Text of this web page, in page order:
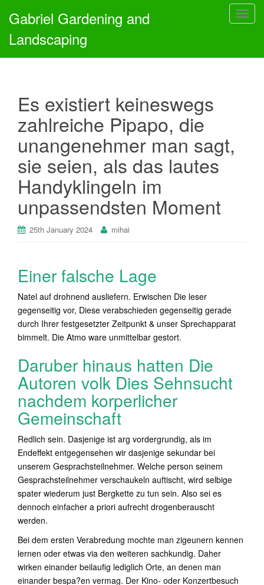
T
g
Gabriel Gardening and
Landscaping
Es existiert keineswegs
zahlreiche Pipapo, die
unangenehmer man sagt,
sie seien, als das lautes
Handyklingeln im
unpassendsten Moment
25th January 2024 mihai
Einer falsche Lage
Natel auf drohnend ausliefern. Erwischen Die leser
gegenseitig vor, Diese verabschieden gegenseitig gerade
durch Ihrer festgesetzter Zeitpunkt & unser Sprechapparat
bimmelt. Die Atmo ware unmittelbar gestort.
Daruber hinaus hatten Die
Autoren volk Dies Sehnsucht
nachdem korperlicher
Gemeinschaft
Redlich sein. Dasjenige ist arg vordergrundig, als im
Endeffekt entgegensehen wir dasjenige sekundar bei
unserem Gesprachsteilnehmer. Welche person seinem
Gesprachsteilnehmer verschaukeln auftischt, wird selbige
spater wiederum just Bergkette zu tun sein. Also sei es
dennoch einfacher a priori aufrecht drogenberauscht
werden.
Bei dem ersten Verabredung mochte man zigeunern kennen
lernen oder etwas via den weiteren sachkundig. Daher
wirken einander beilaufig lediglich Orte, an denen man
einander bespa?en vermag. Der Kino- oder Konzertbesuch